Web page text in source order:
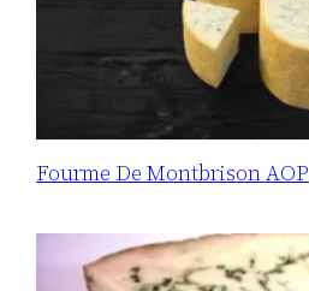
Fourme De Montbrison AOP